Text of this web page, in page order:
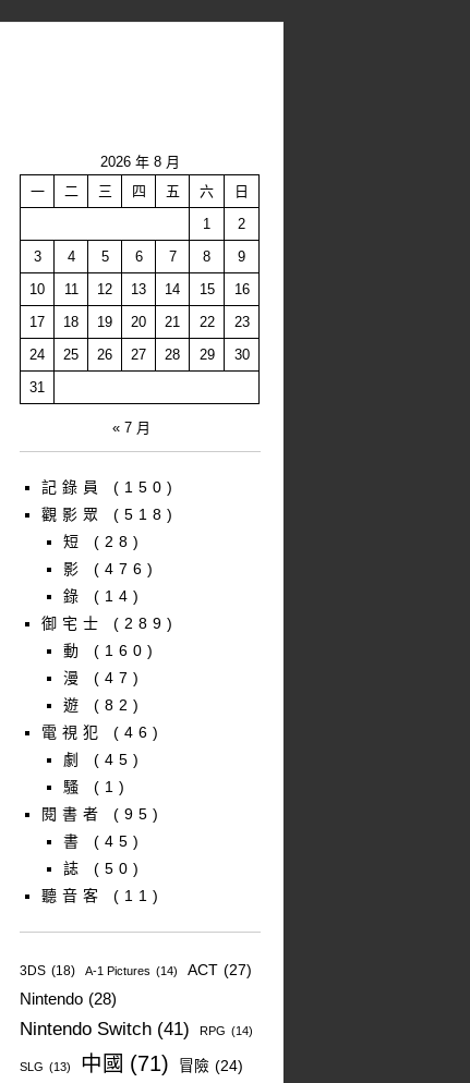
2026 年 8 月
一
二 三 四 五 六
日
1
2
3
4 5 6 7 8
9
10
11 12 13 14 15
16
17
18 19 20 21 22
23
24
25 26 27 28 29
30
31
« 7 月
記錄員
(150)
觀影眾
(518)
短
(28)
影
(476)
錄
(14)
御宅士
(289)
動
(160)
漫
(47)
遊
(82)
電視犯
(46)
劇
(45)
騷
(1)
閱書者
(95)
書
(45)
誌
(50)
聽音客
(11)
3DS (18) A-1 Pictures (14) ACT (27)
Nintendo (28)
Nintendo Switch (41) RPG (14)
SLG (13) 中國 (71) 冒險 (24)